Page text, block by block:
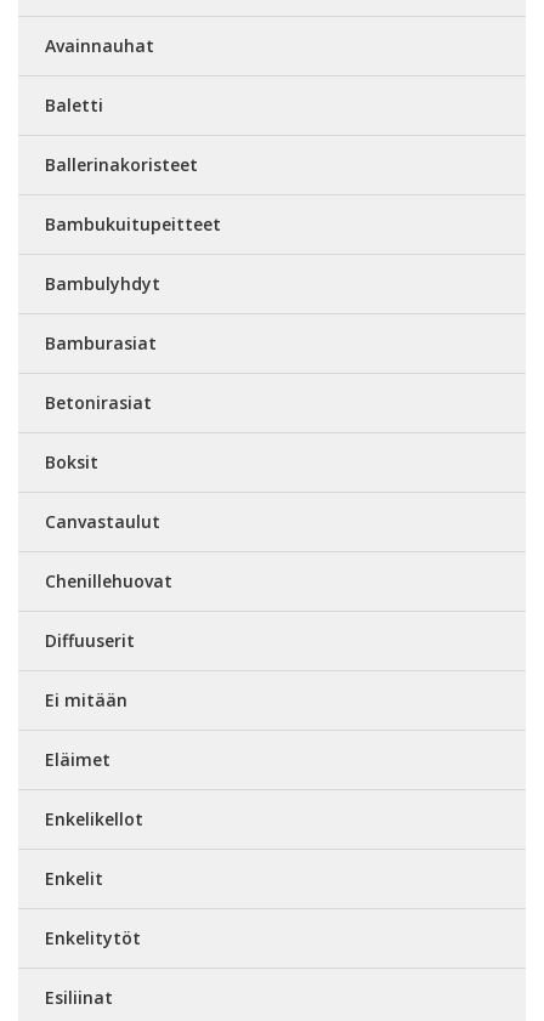
Avainnauhat
Baletti
Ballerinakoristeet
Bambukuitupeitteet
Bambulyhdyt
Bamburasiat
Betonirasiat
Boksit
Canvastaulut
Chenillehuovat
Diffuuserit
Ei mitään
Eläimet
Enkelikellot
Enkelit
Enkelitytöt
Esiliinat